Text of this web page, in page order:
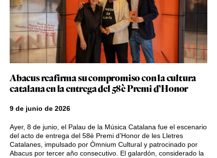
Abacus reafirma su compromiso con la cultura
catalana en la entrega del 58è Premi d’Honor
9 de junio de 2026
Ayer, 8 de junio, el Palau de la Música Catalana fue el escenario
del acto de entrega del 58è Premi d’Honor de les Lletres
Catalanes, impulsado por Òmnium Cultural y patrocinado por
Abacus por tercer año consecutivo. El galardón, considerado la